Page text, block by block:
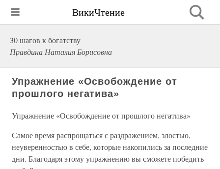
ВикиЧтение
30 шагов к богатству
Правдина Наталия Борисовна
Упражнение «Освобождение от
прошлого негатива»
Упражнение «Освобождение от прошлого негатива»
Самое время распрощаться с раздражением, злостью,
неуверенностью в себе, которые накопились за последние
дни. Благодаря этому упражнению вы сможете победить